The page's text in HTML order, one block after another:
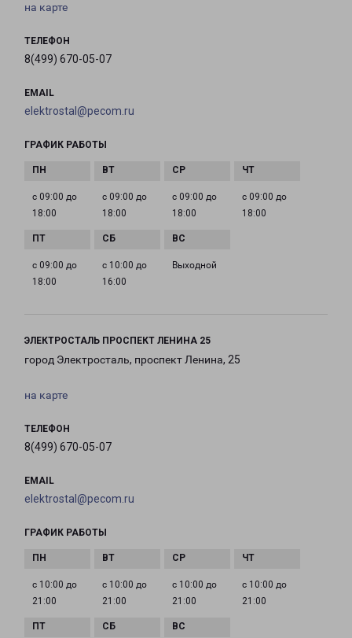
на карте
ТЕЛЕФОН
8(499) 670-05-07
EMAIL
elektrostal@pecom.ru
ГРАФИК РАБОТЫ
с 09:00 до
18:00
с 09:00 до
18:00
с 09:00 до
18:00
с 09:00 до
18:00
с 09:00 до
18:00
с 10:00 до
16:00
Выходной
ЭЛЕКТРОСТАЛЬ ПРОСПЕКТ ЛЕНИНА 25
город Электросталь, проспект Ленина, 25
на карте
ТЕЛЕФОН
8(499) 670-05-07
EMAIL
elektrostal@pecom.ru
ГРАФИК РАБОТЫ
с 10:00 до
21:00
с 10:00 до
21:00
с 10:00 до
21:00
с 10:00 до
21:00